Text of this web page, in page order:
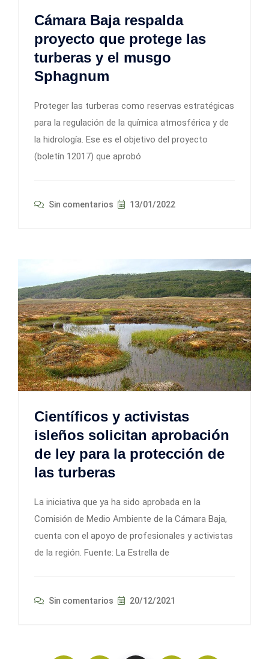
Cámara Baja respalda
proyecto que protege las
turberas y el musgo
Sphagnum
Proteger las turberas como reservas estratégicas
para la regulación de la química atmosférica y de
la hidrología. Ese es el objetivo del proyecto
(boletín 12017) que aprobó
Sin comentarios 13/01/2022
Científicos y activistas
isleños solicitan aprobación
de ley para la protección de
las turberas
La iniciativa que ya ha sido aprobada en la
Comisión de Medio Ambiente de la Cámara Baja,
cuenta con el apoyo de profesionales y activistas
de la región. Fuente: La Estrella de
Sin comentarios 20/12/2021